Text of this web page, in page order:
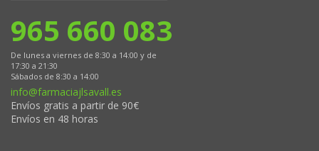
965 660 083
De lunes a viernes de 8:30 a 14:00 y de
17:30 a 21:30
Sábados de 8:30 a 14:00
info@farmaciajlsavall.es
Envíos gratis a partir de 90€
Envíos en 48 horas